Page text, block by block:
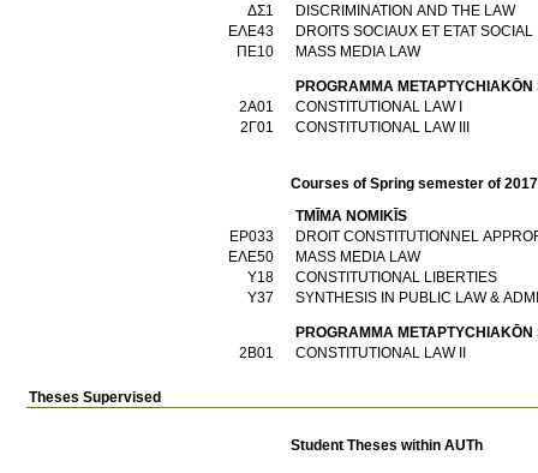
ΔΣ1
DISCRIMINATION AND THE LAW
ΕΛΕ43
DROITS SOCIAUX ET ETAT
ΠΕ10
MASS MEDIA LAW
PROGRAMMA METAPTYCΗIAKŌN
2Α01
CONSTITUTIONAL LAW I
2Γ01
CONSTITUTIONAL LAW III
Courses of Spring semester of
TMĪMA NOMIKĪS
ΕΡ033
DROIT CONSTITUTIONNEL
ΕΛΕ50
MASS MEDIA LAW
Υ18
CONSTITUTIONAL LIBERTIES
Υ37
SYNTHESIS IN PUBLIC LAW &
PROGRAMMA METAPTYCΗIAKŌN
2Β01
CONSTITUTIONAL LAW II
Theses Supervised
Student Theses within AUTh